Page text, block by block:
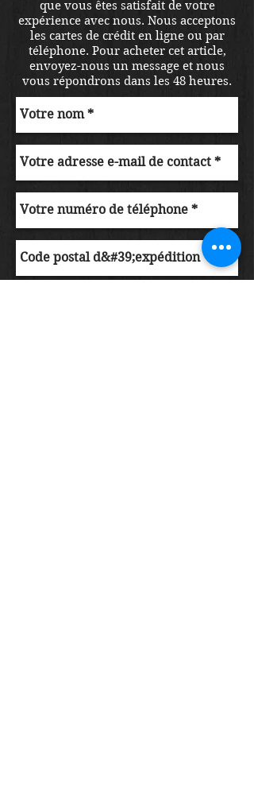
que vous êtes satisfait de votre
expérience avec nous. Nous acceptons
les cartes de crédit en ligne ou par
téléphone. Pour acheter cet article,
envoyez-nous un message et nous
vous répondrons dans les 48 heures.